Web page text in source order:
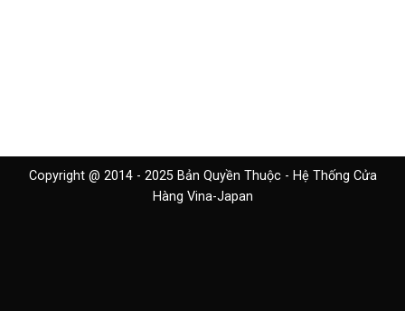
Copyright @ 2014 - 2025 Bản Quyền Thuộc - Hệ Thống Cửa
Hàng Vina-Japan